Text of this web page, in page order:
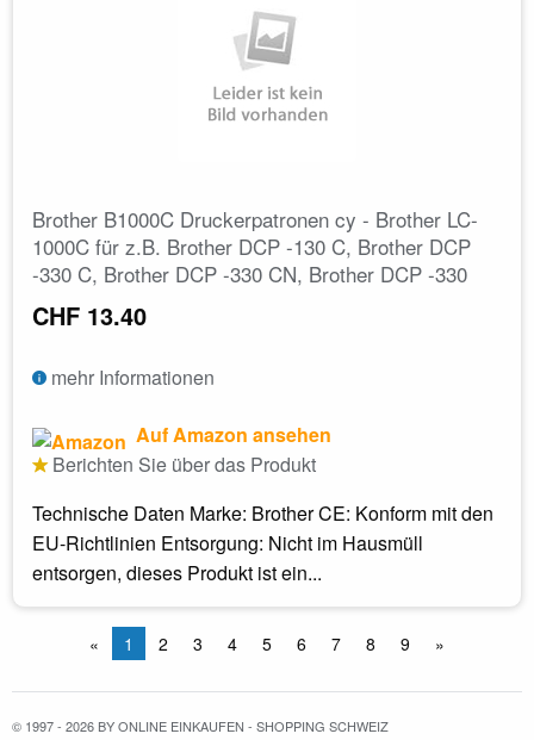
Brother B1000C Druckerpatronen cy - Brother LC-
1000C für z.B. Brother DCP -130 C, Brother DCP
-330 C, Brother DCP -330 CN, Brother DCP -330
CHF 13.40
mehr Informationen
Auf Amazon ansehen
Berichten Sie über das Produkt
Technische Daten Marke: Brother CE: Konform mit den
EU-Richtlinien Entsorgung: Nicht im Hausmüll
entsorgen, dieses Produkt ist ein...
« 1 2 3 4 5 6 7 8 9 »
© 1997 - 2026 BY ONLINE EINKAUFEN - SHOPPING SCHWEIZ